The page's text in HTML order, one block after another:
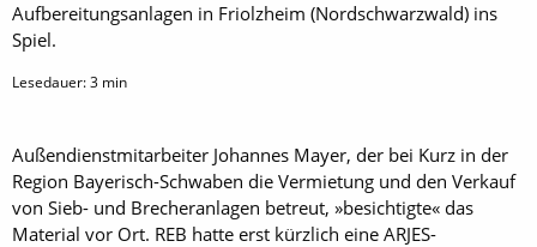
Aufbereitungsanlagen in Friolzheim (Nordschwarzwald) ins
Spiel.
Lesedauer:3 min
Außendienstmitarbeiter Johannes Mayer, der bei Kurz in der
Region Bayerisch-Schwaben die Vermietung und den Verkauf
von Sieb- und Brecheranlagen betreut, »besichtigte« das
Material vor Ort. REB hatte erst kürzlich eine ARJES-